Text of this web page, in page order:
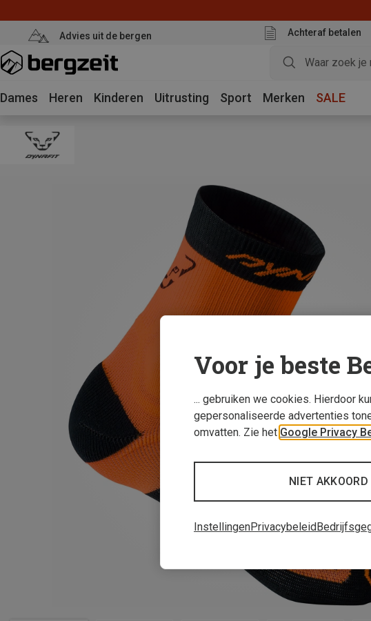
Advies uit de bergen Achteraf betalen
Dames Heren Kinderen Uitrusting Sport Merken SALE
Voor je beste
... gebruiken we cookies. Hierdoor
gepersonaliseerde advertenties
omvatten. Zie het Google Privacy
NIET AKKOORD
InstellingenPrivacybeleid